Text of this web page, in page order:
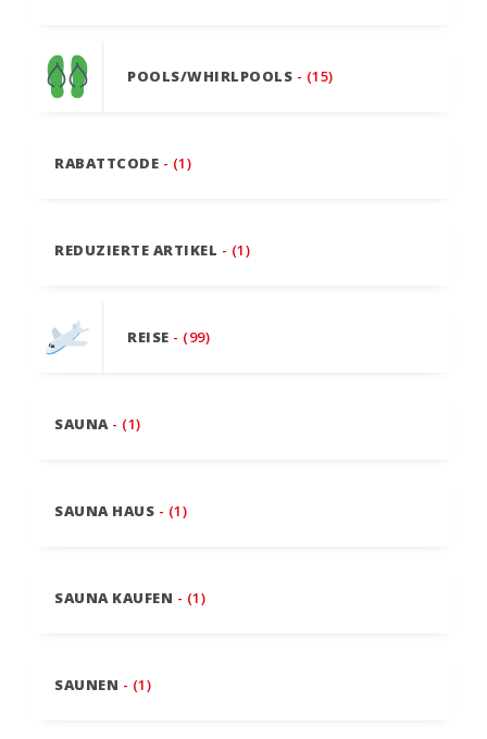
POOLS/WHIRLPOOLS - (15)
RABATTCODE - (1)
REDUZIERTE ARTIKEL - (1)
REISE - (99)
SAUNA - (1)
SAUNA HAUS - (1)
SAUNA KAUFEN - (1)
SAUNEN - (1)